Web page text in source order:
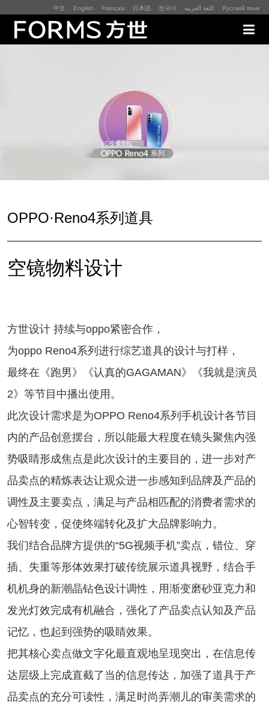
中文 English Français 日本語 한국어 اللغة العربية Русский язык
零售终端与展示道具·SI&POSM
全球展会·EXPO
OPPO·Reno4系列道具
空镜物料设计
方世设计 持续与oppo紧密合作，
为oppo Reno4系列进行综艺道具的设计与打样，
最终在《跑男》《认真的GAGAMAN》《我就是演员
2》等节目中播出使用。
此次设计需求是为OPPO Reno4系列手机设计各节目
内的产品创意摆台，所以能最大程度在镜头聚焦内强
势吸睛形成焦点是此次设计的主要目的，进一步对产
品卖点的精炼表达让观众进一步感知到品牌及产品的
调性及主要卖点，满足与产品相匹配的消费者需求的
心智转变，促使终端转化及扩大品牌影响力。
我们结合品牌方提供的“5G视频手机”卖点，错位、穿
插、失重等形体效果打破传统展示道具视野，结合手
机机身的新潮晶钻色设计调性，用渐变磨砂亚克力和
发光灯效完成有机融合，强化了产品卖点认知及产品
记忆，也起到强势的吸睛效果。
把其核心卖点做文字化最直观地呈现突出，在信息传
达层级上完成直截了当的信息传达，加强了道具于产
品卖点的充分可读性，满足时尚弄潮儿的审美需求的